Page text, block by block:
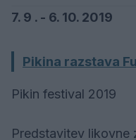
7. 9 . - 6. 10. 2019
Pikina razstava
Pikin festival 2019
Predstavitev likovne